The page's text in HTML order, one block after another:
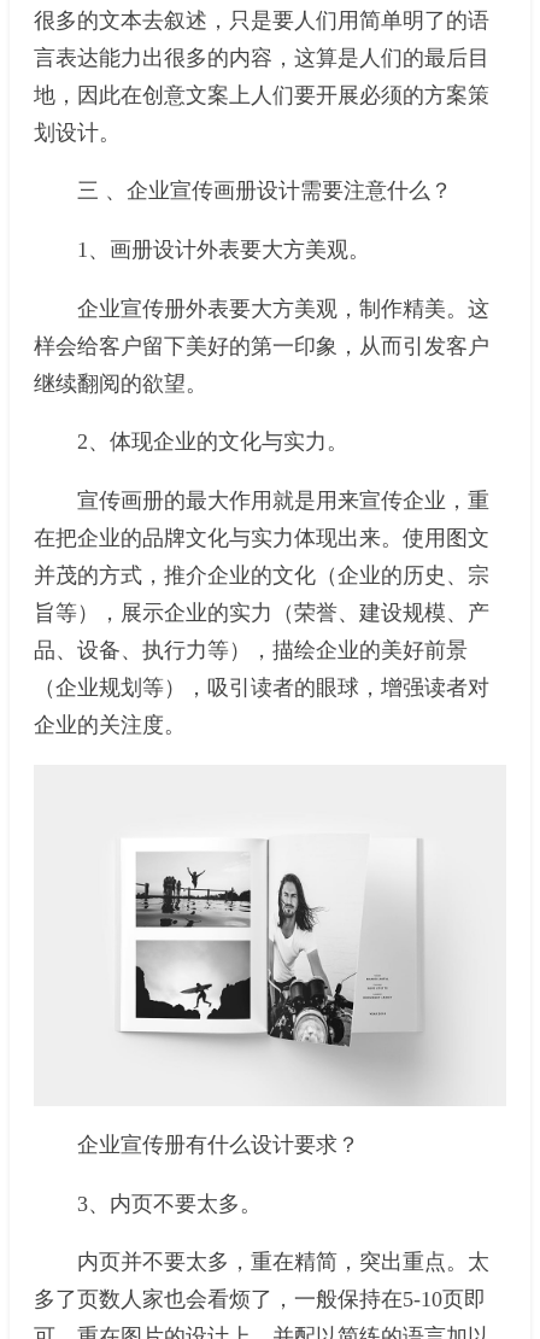
很多的文本去叙述，只是要人们用简单明了的语
言表达能力出很多的内容，这算是人们的最后目
地，因此在创意文案上人们要开展必须的方案策
划设计。
三 、企业宣传画册设计需要注意什么？
1、画册设计外表要大方美观。
企业宣传册外表要大方美观，制作精美。这
样会给客户留下美好的第一印象，从而引发客户
继续翻阅的欲望。
2、体现企业的文化与实力。
宣传画册的最大作用就是用来宣传企业，重
在把企业的品牌文化与实力体现出来。使用图文
并茂的方式，推介企业的文化（企业的历史、宗
旨等），展示企业的实力（荣誉、建设规模、产
品、设备、执行力等），描绘企业的美好前景
（企业规划等），吸引读者的眼球，增强读者对
企业的关注度。
企业宣传册有什么设计要求？
3、内页不要太多。
内页并不要太多，重在精简，突出重点。太
多了页数人家也会看烦了，一般保持在5-10页即